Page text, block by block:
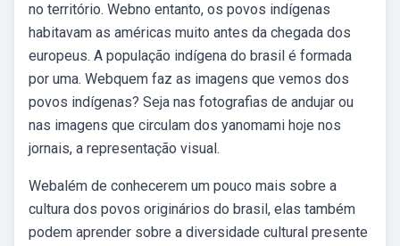
no território. Webno entanto, os povos indígenas
habitavam as américas muito antes da chegada dos
europeus. A população indígena do brasil é formada
por uma. Webquem faz as imagens que vemos dos
povos indígenas? Seja nas fotografias de andujar ou
nas imagens que circulam dos yanomami hoje nos
jornais, a representação visual.
Webalém de conhecerem um pouco mais sobre a
cultura dos povos originários do brasil, elas também
podem aprender sobre a diversidade cultural presente